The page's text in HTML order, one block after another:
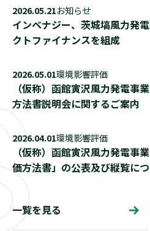
一覧を見る
2026.05.21お知らせ
インベナジー、茨城塙風力発
クトファイナンスを組成
2026.05.01環境影響評価
（仮称）函館寅沢風力発電事
方法書説明会に関するご案内
2026.04.01環境影響評価
（仮称）函館寅沢風力発電
価方法書」の公表及び縦覧に